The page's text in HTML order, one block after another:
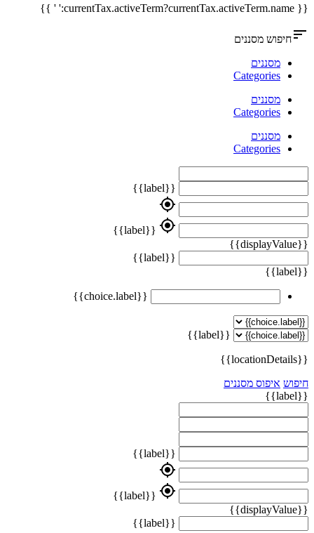
{{ currentTax.activeTerm?currentTax.activeTerm.name:' ' }}
sortחיפוש מסננים
מסננים
Categories
מסננים
Categories
מסננים
Categories
{{label}}
my_location
my_location
{{label}}
{{displayValue}}
{{label}}
{{label}}
{{choice.label}}
{{label}}
{{locationDetails}}
חיפוש איפוס מסננים
{{label}}
{{label}}
my_location
my_location
{{label}}
{{displayValue}}
{{label}}